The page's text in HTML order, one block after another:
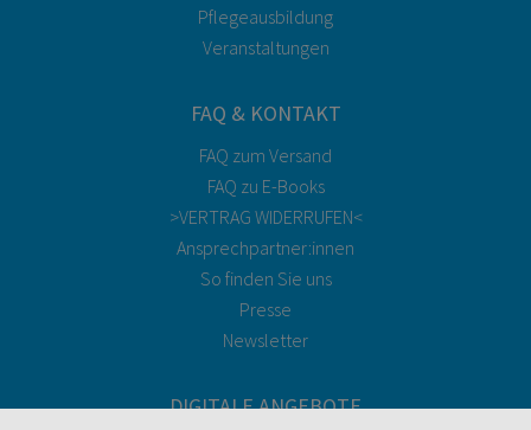
Pflegeausbildung
Veranstaltungen
FAQ & KONTAKT
FAQ zum Versand
FAQ zu E-Books
>VERTRAG WIDERRUFEN<
Ansprechpartner:innen
So finden Sie uns
Presse
Newsletter
DIGITALE ANGEBOTE